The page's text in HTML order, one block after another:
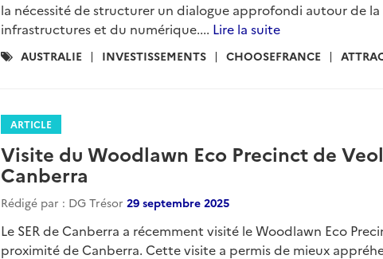
la nécessité de structurer un dialogue approfondi autour de
infrastructures et du numérique.... Lire la suite
Catégories
AUSTRALIE INVESTISSEMENTS CHOOSEFRANCE
ARTICLE
Visite du Woodlawn Eco Precinct de
Canberra
Rédigé par : DG Trésor 29 septembre 2025
Le SER de Canberra a récemment visité le Woodlawn Eco
proximité de Canberra. Cette visite a permis de mieux